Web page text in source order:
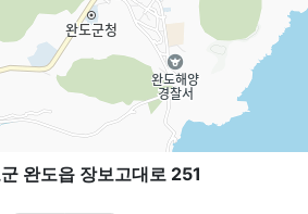
완도읍 장보고대로 251